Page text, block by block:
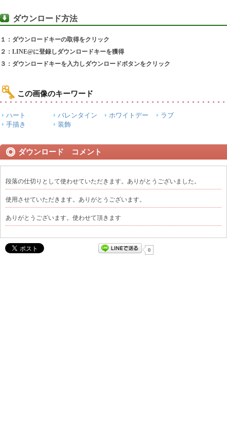
ダウンロード方法
１：ダウンロードキーの取得をクリック
２：LINE@に登録しダウンロードキーを獲得
３：ダウンロードキーを入力しダウンロードボタンをクリック
この画像のキーワード
ハート バレンタイン ホワイトデー
ラブ
手描き
装飾
ダウンロード コメント
段落の仕切りとして使わせていただきます。ありがとうございました。
使用させていただきます。ありがとうございます。
ありがとうございます。使わせて頂きます
0